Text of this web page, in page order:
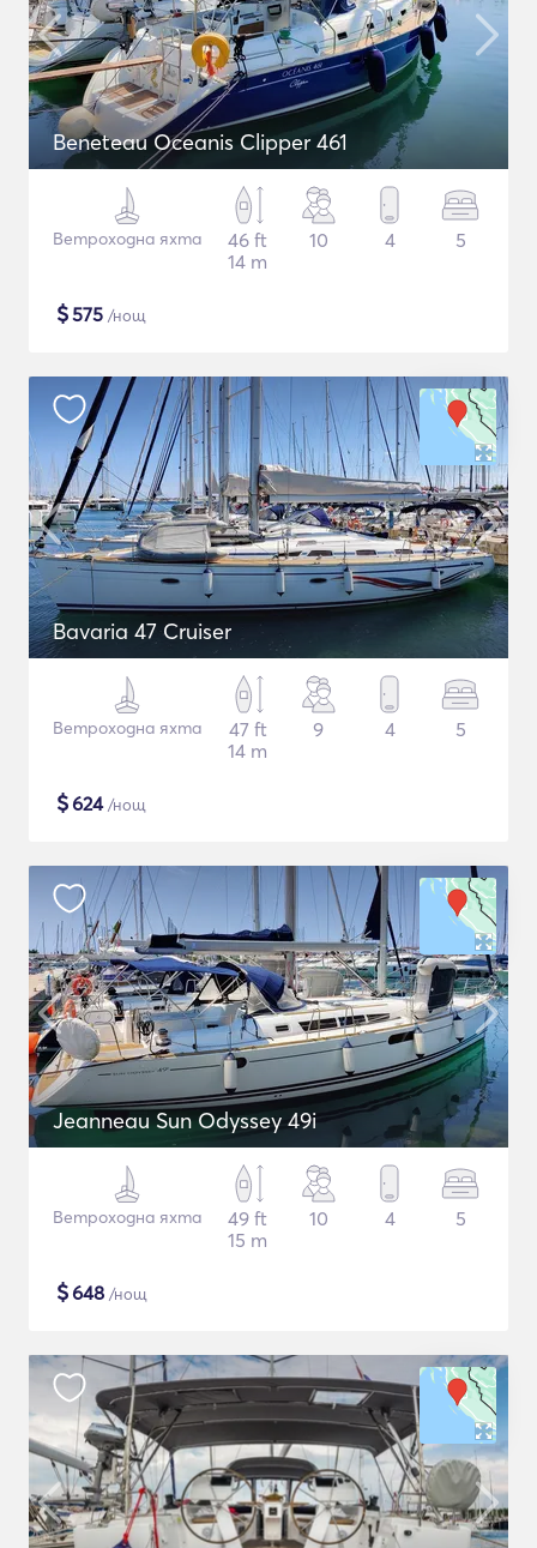
Beneteau Oceanis Clipper 461
Ветроходна яхта
46 ft
14 m
10 4 5
$575 /нощ
Bavaria 47 Cruiser
Ветроходна яхта
47 ft
14 m
9 4 5
$624/нощ
Jeanneau Sun Odyssey 49i
Ветроходна яхта
49 ft
15 m
10 4 5
$648 /нощ